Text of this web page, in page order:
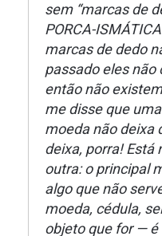
sem “marcas de
PORCA-
marcas de dedo
passado eles não
então não
me disse que
moeda não deixa
deixa, porra! Está
outra: o principal
algo que não
moeda, cédula,
objeto que for — é